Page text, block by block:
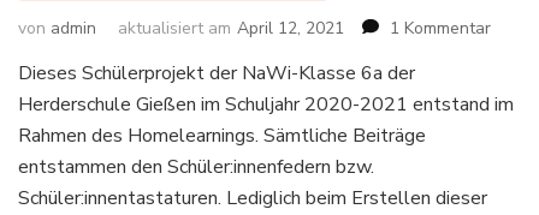
von admin aktualisiert am April 12, 2021 1 Kommentar
Dieses Schülerprojekt der NaWi-Klasse 6a der
Herderschule Gießen im Schuljahr 2020-2021 entstand im
Rahmen des Homelearnings. Sämtliche Beiträge
entstammen den Schüler:innenfedern bzw.
Schüler:innentastaturen. Lediglich beim Erstellen dieser